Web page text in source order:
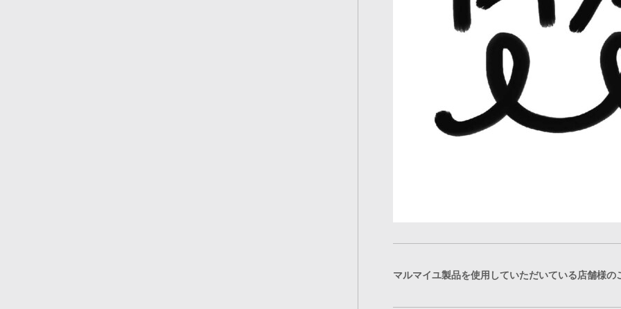
マルマイユ製品を使用していただいている店舗様の